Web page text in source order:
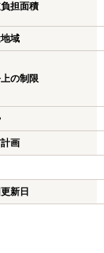
担面積
域
の制限
画
新日